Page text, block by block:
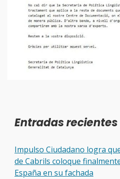
Entradas recientes
Impulso Ciudadano logra
de Cabrils coloque
España en su fachada